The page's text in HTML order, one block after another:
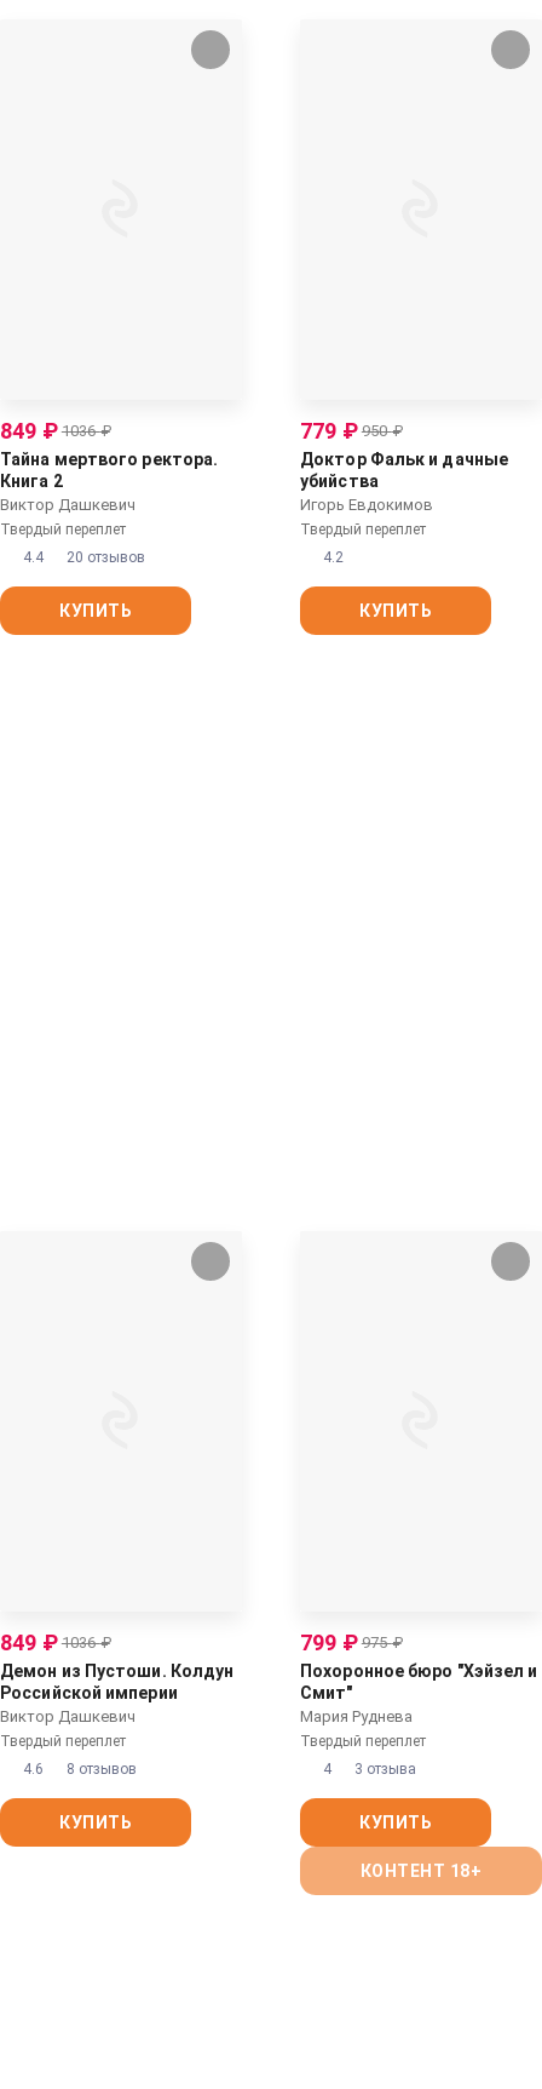
849 ₽ 1036₽
Тайна мертвого ректора.
Книга 2
Виктор Дашкевич
Твердый переплет
4.4
20 отзывов
КУПИТЬ
779 ₽ 950₽
Доктор Фальк и дачные
убийства
Игорь Евдокимов
Твердый переплет
4.2
КУПИТЬ
849 ₽ 1036₽
Демон из Пустоши. Колдун
Российской империи
Виктор Дашкевич
Твердый переплет
4.6
8 отзывов
КУПИТЬ
799 ₽ 975₽
Похоронное бюро "Хэйзел и
Смит"
Мария Руднева
Твердый переплет
4
3 отзыва
КУПИТЬ
КОНТЕНТ 18+